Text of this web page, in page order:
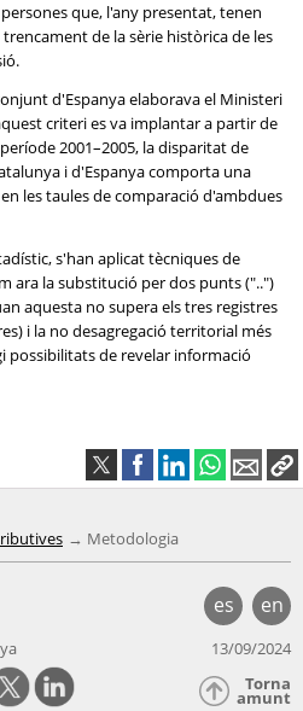
que, l'any presentat, tenen
de la sèrie històrica de les
d'Espanya elaborava el Ministeri
criteri es va implantar a partir de
2001–2005, la disparitat de
i d'Espanya comporta una
les taules de comparació d'ambdues
s'han aplicat tècniques de
ara la substitució per dos punts ("..")
aquesta no supera els tres registres
i la no desagregació territorial més
possibilitats de revelar informació
Metodologia
es en
13/09/2024
Torna
amunt